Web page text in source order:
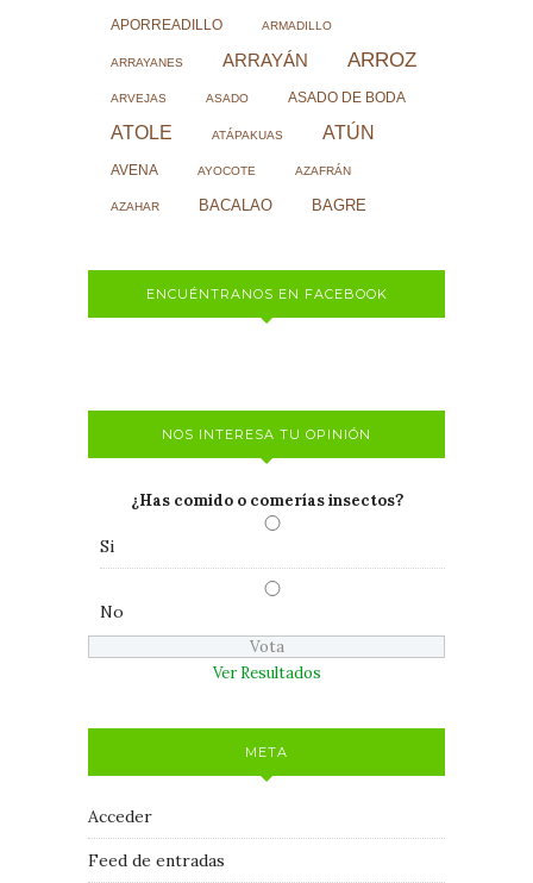
APORREADILLO ARMADILLO
ARRAYANES ARRAYÁN ARROZ
ARVEJAS ASADO ASADO DE BODA
ATOLE ATÁPAKUAS ATÚN
AVENA AYOCOTE AZAFRÁN
AZAHAR BACALAO BAGRE
ENCUÉNTRANOS EN FACEBOOK
NOS INTERESA TU OPINIÓN
¿Has comido o comerías insectos?
Si
No
Ver Resultados
META
Acceder
Feed de entradas